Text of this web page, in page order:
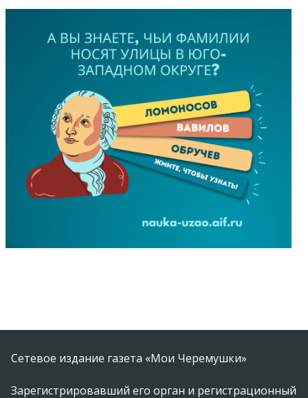
Сетевое издание газета «Мои Черемушки»
Зарегистрировавший его орган и регистрационный